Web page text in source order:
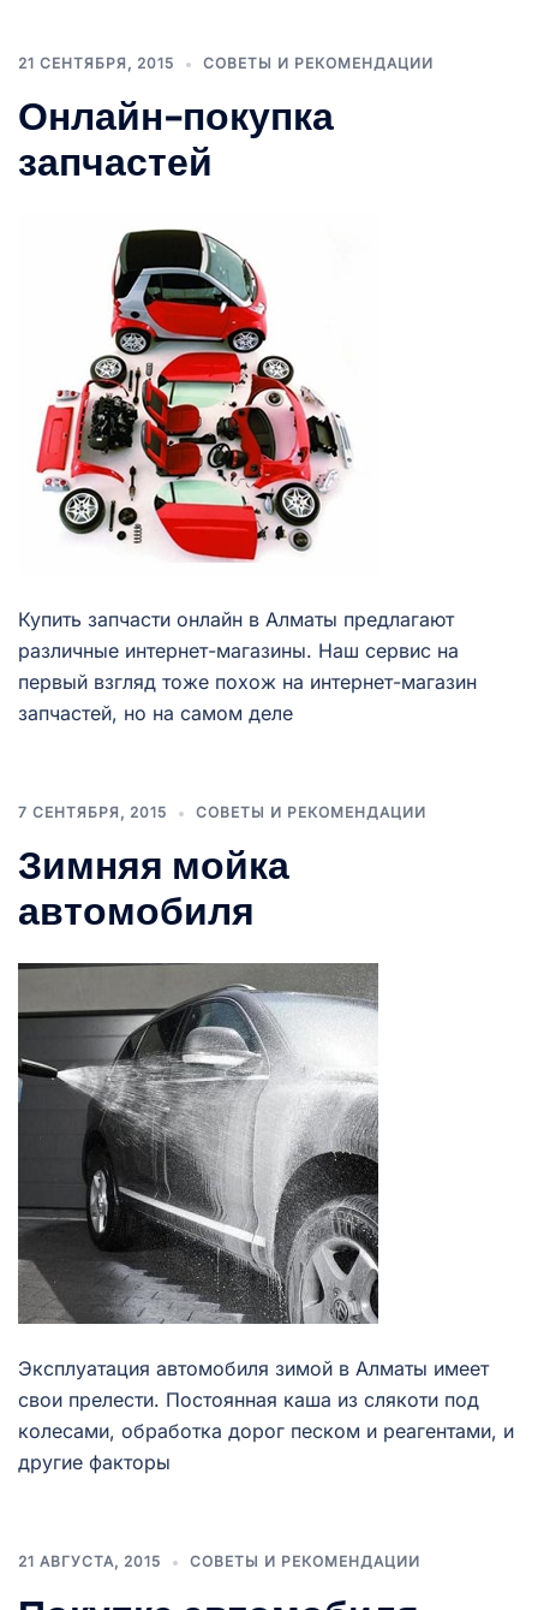
21 СЕНТЯБРЯ, 2015 СОВЕТЫ И РЕКОМЕНДАЦИИ
Онлайн-покупка
запчастей
Купить запчасти онлайн в Алматы предлагают
различные интернет-магазины. Наш сервис на
первый взгляд тоже похож на интернет-магазин
запчастей, но на самом деле
7 СЕНТЯБРЯ, 2015 СОВЕТЫ И РЕКОМЕНДАЦИИ
Зимняя мойка
автомобиля
Эксплуатация автомобиля зимой в Алматы имеет
свои прелести. Постоянная каша из слякоти под
колесами, обработка дорог песком и реагентами, и
другие факторы
21 АВГУСТА, 2015 СОВЕТЫ И РЕКОМЕНДАЦИИ